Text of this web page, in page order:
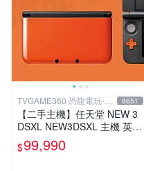
TVGAME360 恐龍電玩-台
中店
8651
【二手主機】任天堂 NEW 3
DSXL NEW3DSXL 主機 英文
版 歐洲機 橘黑色 附贈充電器
裸裝【台中恐龍電玩】
$99,990